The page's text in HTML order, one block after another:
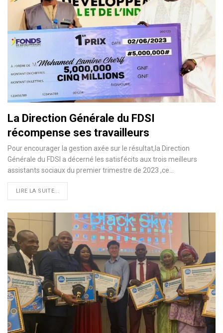
La Direction Générale du FDSI
récompense ses travailleurs
Pour encourager la gestion axée sur le résultat,la Direction
Générale du FDSI a décerné les satisfécits aux trois meilleurs
assistants sociaux du premier trimestre de 2023 ,ce…
LIRE LA SUITE...